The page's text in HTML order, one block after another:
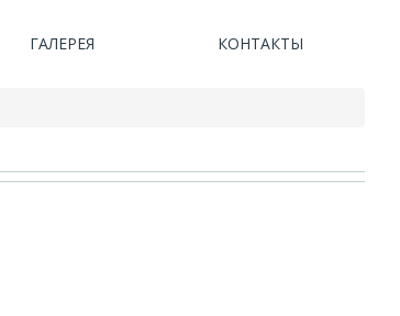
ГАЛЕРЕЯ КОНТАКТЫ